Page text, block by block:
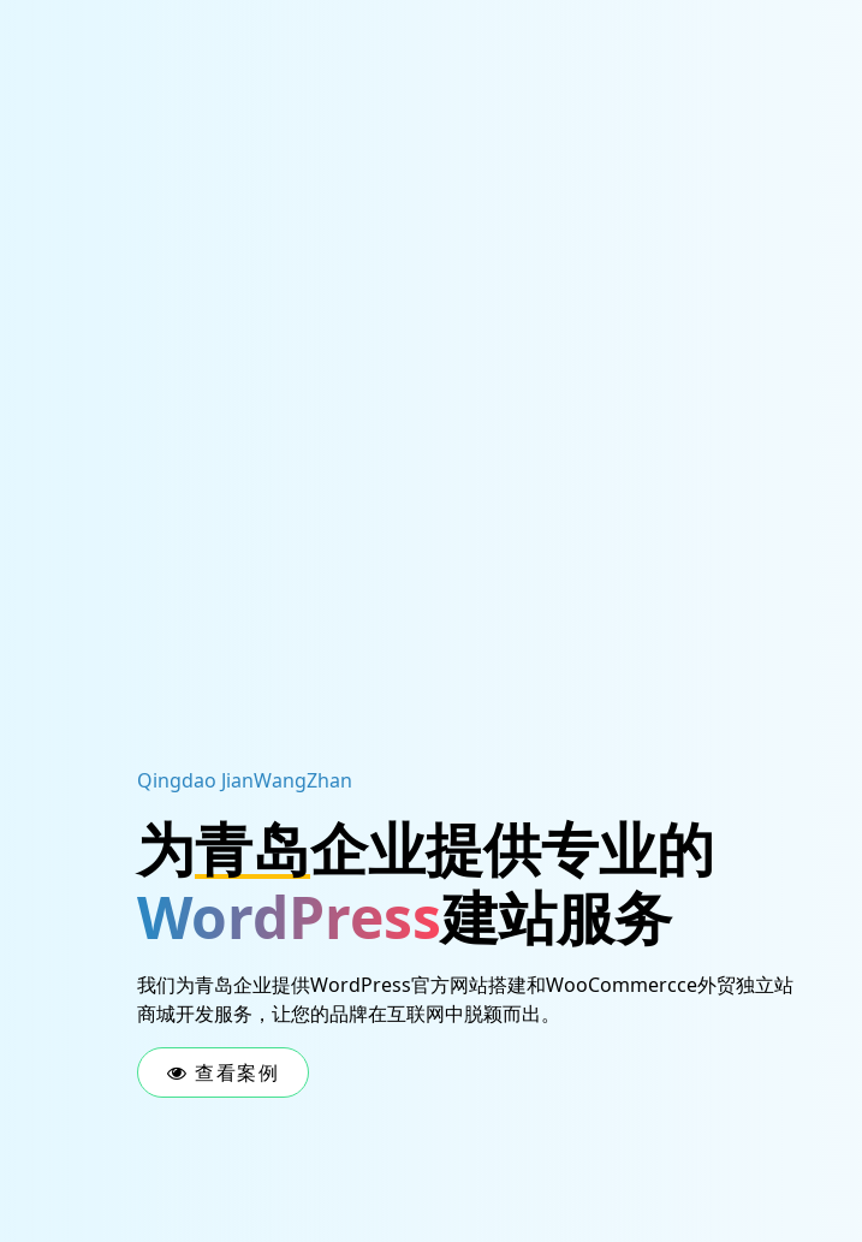
Qingdao JianWangZhan
为青岛企业提供专业的
WordPress建站服务
我们为青岛企业提供WordPress官方网站搭建和WooCommercce外贸独立站
商城开发服务，让您的品牌在互联网中脱颖而出。
查看案例